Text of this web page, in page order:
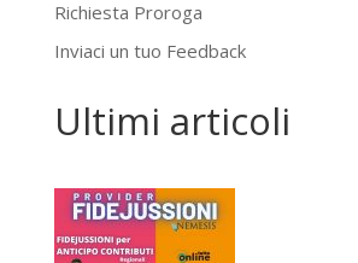
Richiesta Proroga
Inviaci un tuo Feedback
Ultimi articoli